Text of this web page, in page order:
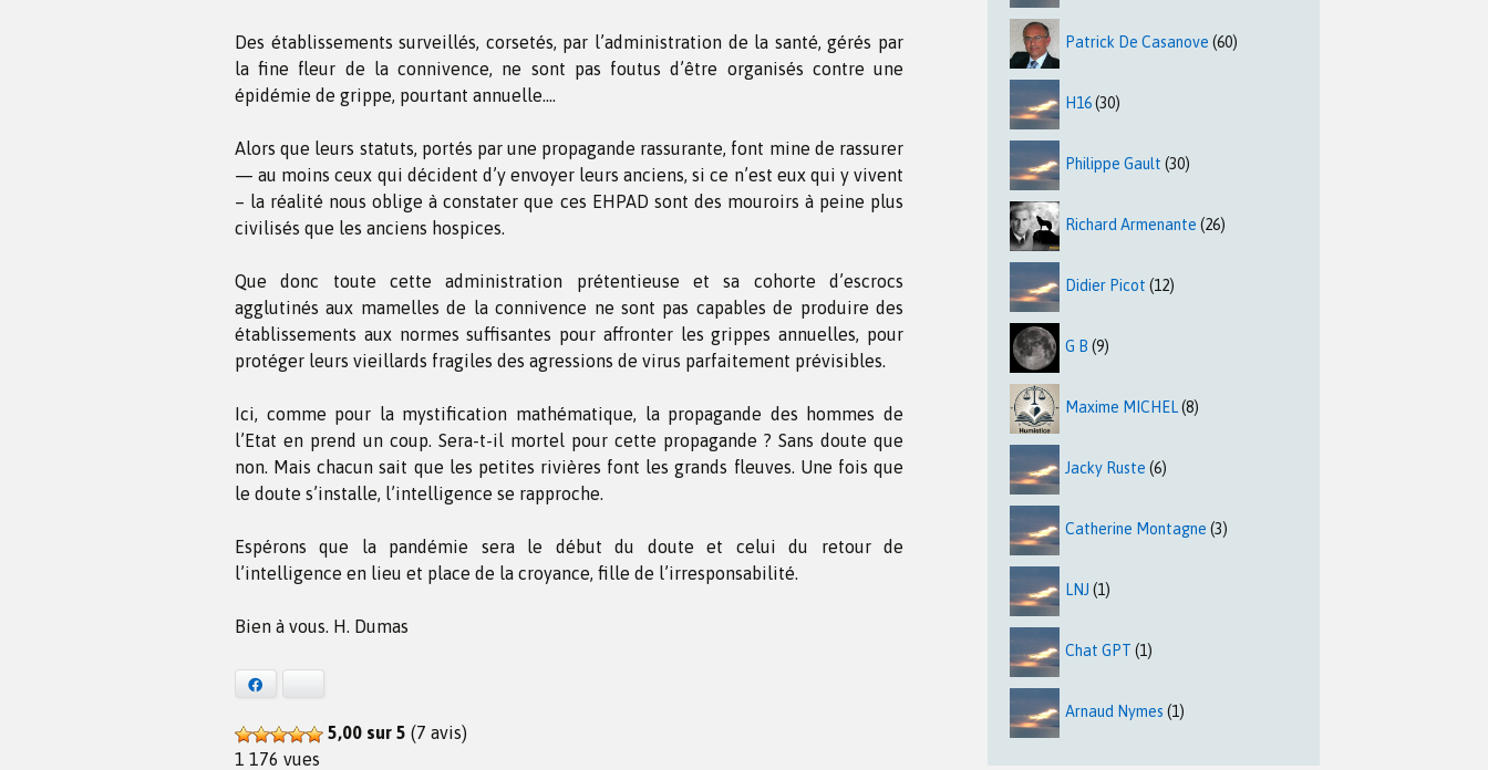
Des établissements surveillés, corsetés, par l’administration de la santé, gérés par
la fine fleur de la connivence, ne sont pas foutus d’être organisés contre une
épidémie de grippe, pourtant annuelle….
Alors que leurs statuts, portés par une propagande rassurante, font mine de rassurer
— au moins ceux qui décident d’y envoyer leurs anciens, si ce n’est eux qui y vivent
– la réalité nous oblige à constater que ces EHPAD sont des mouroirs à peine plus
civilisés que les anciens hospices.
Que donc toute cette administration prétentieuse et sa cohorte d’escrocs
agglutinés aux mamelles de la connivence ne sont pas capables de produire des
établissements aux normes suffisantes pour affronter les grippes annuelles, pour
protéger leurs vieillards fragiles des agressions de virus parfaitement prévisibles.
Ici, comme pour la mystification mathématique, la propagande des hommes de
l’Etat en prend un coup. Sera-t-il mortel pour cette propagande ? Sans doute que
non. Mais chacun sait que les petites rivières font les grands fleuves. Une fois que
le doute s’installe, l’intelligence se rapproche.
Espérons que la pandémie sera le début du doute et celui du retour de
l’intelligence en lieu et place de la croyance, fille de l’irresponsabilité.
Bien à vous. H. Dumas
5,00 sur 5 (7 avis)
1 176 vues
Patrick De Casanove (60)
H16(30)
Philippe Gault (30)
Richard Armenante (26)
Didier Picot (12)
G B (9)
Maxime MICHEL(8)
Jacky Ruste (6)
Catherine Montagne (3)
LNJ (1)
Chat GPT (1)
Arnaud Nymes (1)